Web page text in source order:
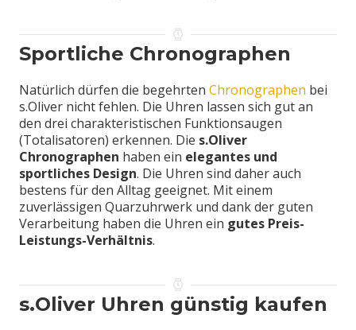
Sportliche Chronographen
Natürlich dürfen die begehrten Chronographen bei
s.Oliver nicht fehlen. Die Uhren lassen sich gut an
den drei charakteristischen Funktionsaugen
(Totalisatoren) erkennen. Die s.Oliver
Chronographen haben ein elegantes und
sportliches Design. Die Uhren sind daher auch
bestens für den Alltag geeignet. Mit einem
zuverlässigen Quarzuhrwerk und dank der guten
Verarbeitung haben die Uhren ein gutes Preis-
Leistungs-Verhältnis.
s.Oliver Uhren günstig kaufen